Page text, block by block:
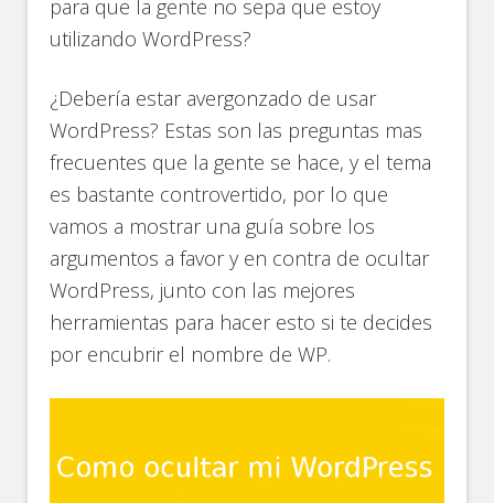
para que la gente no sepa que estoy
utilizando WordPress?
¿Debería estar avergonzado de usar
WordPress? Estas son las preguntas mas
frecuentes que la gente se hace, y el tema
es bastante controvertido, por lo que
vamos a mostrar una guía sobre los
argumentos a favor y en contra de ocultar
WordPress, junto con las mejores
herramientas para hacer esto si te decides
por encubrir el nombre de WP.